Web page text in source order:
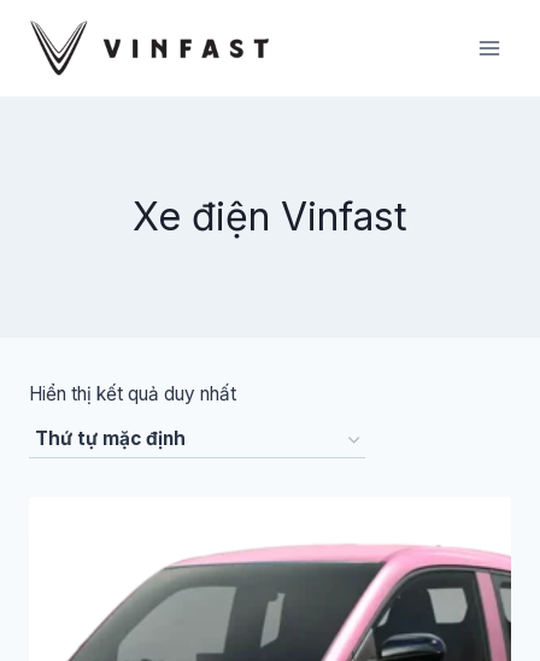
Skip
content
Xe điện Vinfast
Hiển thị kết quả duy nhất